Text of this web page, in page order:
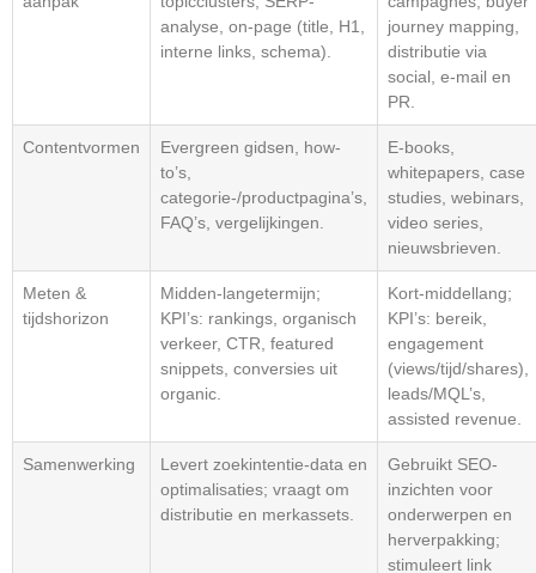
analyse, on-page (title, H1,
interne links, schema).
journey mapping,
distributie via
social, e-mail en
PR.
Contentvormen
Evergreen gidsen, how-
to’s,
categorie-/productpagina’s,
FAQ’s, vergelijkingen.
E-books,
whitepapers, case
studies, webinars,
video series,
nieuwsbrieven.
Meten &
tijdshorizon
Midden-langetermijn;
KPI’s: rankings, organisch
verkeer, CTR, featured
snippets, conversies uit
organic.
Kort-middellang;
KPI’s: bereik,
engagement
(views/tijd/shares),
leads/MQL’s,
assisted revenue.
Samenwerking
Levert zoekintentie-data en
optimalisaties; vraagt om
distributie en merkassets.
Gebruikt SEO-
inzichten voor
onderwerpen en
herverpakking;
stimuleert link